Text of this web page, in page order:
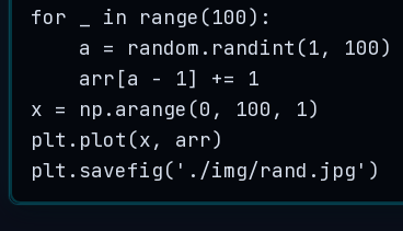
for
in range (100):
a = random. randint (1, 100)
arr[a - 1] +=
1
x = np. arange (0 , 100 , 1)
plt. plot (x, arr)
plt. savefig( ' ./img/rand.jpg ' )